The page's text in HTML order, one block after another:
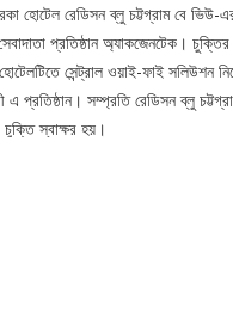
হোটেল রেডিসন ব্লু চট্টগ্রাম বে ভিউ-
প্রতিষ্ঠান অ্যাকজেনটেক। চুক্তির
সেন্ট্রাল ওয়াই-ফাই সলিউশন
এ প্রতিষ্ঠান। সম্প্রতি রেডিসন ব্লু
স্বাক্ষর হয়।